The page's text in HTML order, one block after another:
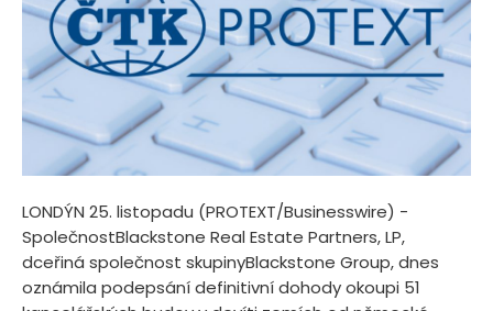
LONDÝN 25. listopadu (PROTEXT/Businesswire) -
SpolečnostBlackstone Real Estate Partners, LP,
dceřiná společnost skupinyBlackstone Group, dnes
oznámila podepsání definitivní dohody okoupi 51